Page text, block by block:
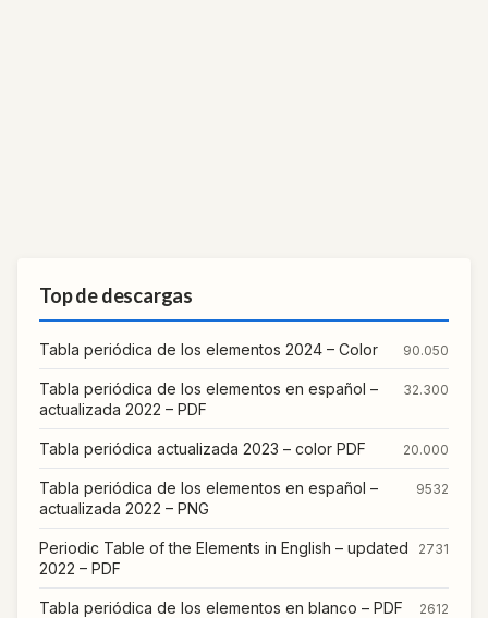
Top de descargas
Tabla periódica de los elementos 2024 – Color 90.050
Tabla periódica de los elementos en español –
actualizada 2022 – PDF
32.300
Tabla periódica actualizada 2023 – color PDF 20.000
Tabla periódica de los elementos en español –
actualizada 2022 – PNG
9532
Periodic Table of the Elements in English – updated
2022 – PDF
2731
Tabla periódica de los elementos en blanco – PDF 2612